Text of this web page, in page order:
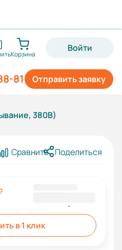
Корзина
Войти
Отправить заявку
81
380В)
Сравнить Поделиться
в 1 клик